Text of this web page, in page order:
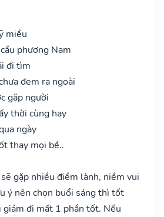
miều
phương Nam
đi tìm
đem ra ngoài
gặp người
thời cùng hay
ngày
thay mọi bề..
gặp nhiều điềm lành, niềm vui
ý nên chọn buổi sáng thì tốt
giảm đi mất 1 phần tốt. Nếu